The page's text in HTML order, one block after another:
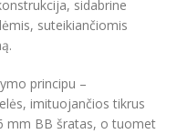
sidabrine
suteikiančiomis
principu –
imituojančios tikrus
mm BB šratas, o tuomet